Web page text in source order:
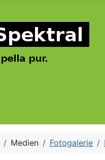
Medien Fotogalerie